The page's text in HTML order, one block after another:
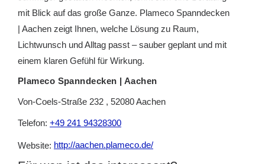
mit Blick auf das große Ganze. Plameco Spanndecken
| Aachen zeigt Ihnen, welche Lösung zu Raum,
Lichtwunsch und Alltag passt – sauber geplant und mit
einem klaren Gefühl für Wirkung.
Plameco Spanndecken | Aachen
Von-Coels-Straße 232 , 52080 Aachen
Telefon: +49 241 94328300
Website: http://aachen.plameco.de/